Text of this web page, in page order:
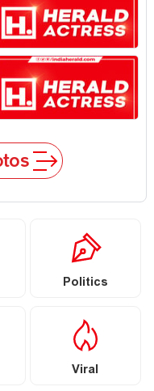
Politics
Viral